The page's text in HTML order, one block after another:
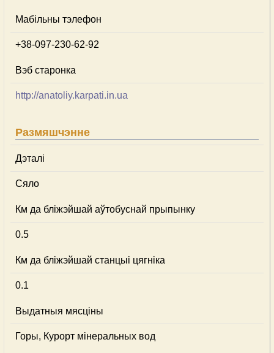
Мабільны тэлефон
+38-097-230-62-92
Вэб старонка
http://anatoliy.karpati.in.ua
Размяшчэнне
Дэталі
Сяло
Км да бліжэйшай аўтобуснай прыпынку
0.5
Км да бліжэйшай станцыі цягніка
0.1
Выдатныя мясціны
Горы, Курорт мінеральных вод